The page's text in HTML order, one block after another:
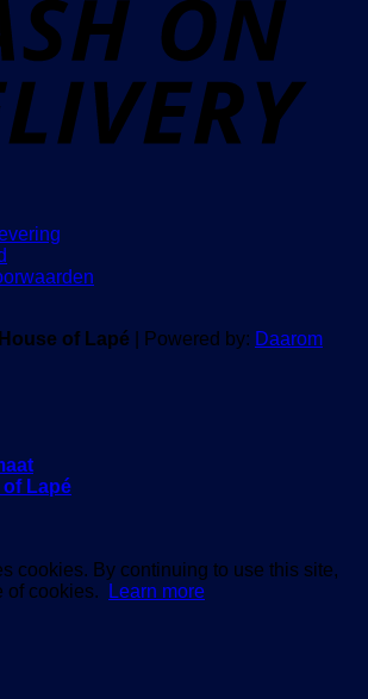
House of Lapé | Powered by: Daarom
Lapé
cookies. By continuing to use this site,
of cookies.
Learn more